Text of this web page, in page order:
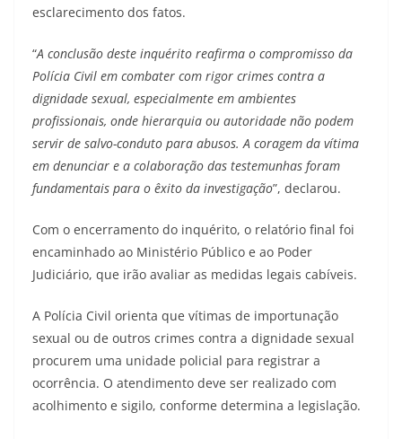
esclarecimento dos fatos.
“A conclusão deste inquérito reafirma o compromisso da
Polícia Civil em combater com rigor crimes contra a
dignidade sexual, especialmente em ambientes
profissionais, onde hierarquia ou autoridade não podem
servir de salvo-conduto para abusos. A coragem da vítima
em denunciar e a colaboração das testemunhas foram
fundamentais para o êxito da investigação”, declarou.
Com o encerramento do inquérito, o relatório final foi
encaminhado ao Ministério Público e ao Poder
Judiciário, que irão avaliar as medidas legais cabíveis.
A Polícia Civil orienta que vítimas de importunação
sexual ou de outros crimes contra a dignidade sexual
procurem uma unidade policial para registrar a
ocorrência. O atendimento deve ser realizado com
acolhimento e sigilo, conforme determina a legislação.